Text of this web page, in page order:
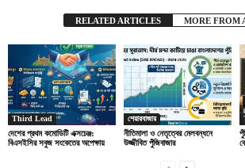
RELATED ARTICLES MORE FROM
Third Lead
দেশের প্রথম কমোডিটি এক্সচেঞ্জ:
বিএসইসির সবুজ সংকেতের অপেক্ষায়
শেয়ারবাজার
নীতিমালা ও নেতৃত্বের মেলবন্ধনে
উজ্জীবিত পুঁজিবাজার